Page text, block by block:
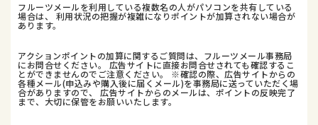
フルーツメールを利用している複数名の人がパソコンを共有している
場合は、 利用状況の把握が複雑になりポイントが加算されない場合が
あります。
アクションポイントの加算に関するご質問は、フルーツメール事務局
にお問合せください。 広告サイトに直接お問合せされても確認するこ
とができませんのでご注意ください。 ※確認の際、広告サイトからの
各種メール(申込みや購入後に届くメール)を事務局に送っていただく場
合がありますので、 広告サイトからのメールは、ポイントの反映完了
まで、大切に保管をお願いいたします。